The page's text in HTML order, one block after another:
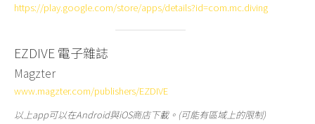
https://play.google.com/store/apps/details?id=com.mc.diving
EZDIVE 電子雜誌
Magzter
www.magzter.com/publishers/EZDIVE
以上app可以在Android與iOS商店下載。(可能有區域上的限制)